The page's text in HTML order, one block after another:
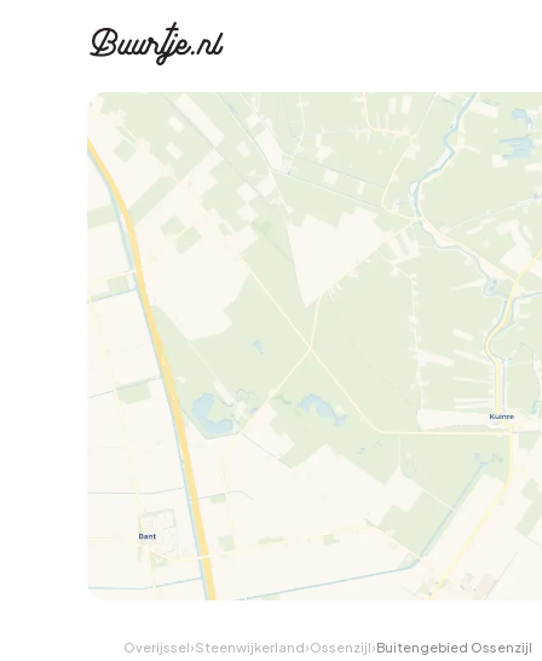
Overijssel›Steenwijkerland›Ossenzijl›Buitengebied Ossenzijl